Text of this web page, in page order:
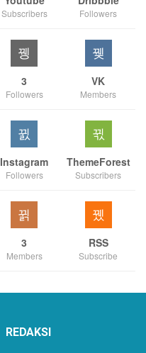
Subscribers Followers
3
Followers
VK
Members
Instagram
Followers
ThemeForest
Subscribers
3
Members
RSS
Subscribe
REDAKSI